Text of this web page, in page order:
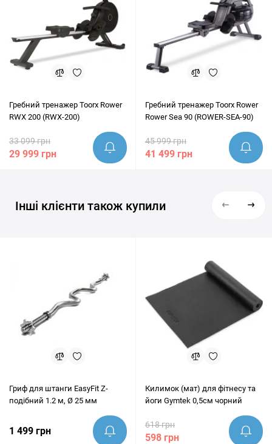
Гребний тренажер Toorx Rower
RWX 200 (RWX-200)
33 099 грн
29 999 грн
Гребний тренажер Toorx Rower
Rower Sea 90 (ROWER-SEA-90)
45 999 грн
41 499 грн
Інші клієнти також купили
Гриф для штанги EasyFit Z-
подібний 1.2 м, Ø 25 мм
1 499 грн
Килимок (мат) для фітнесу та
йоги Gymtek 0,5см чорний
618 грн
598 грн